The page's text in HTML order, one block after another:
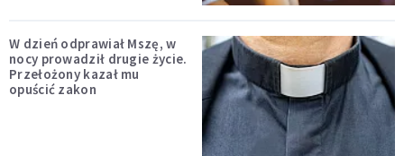
W dzień odprawiał Mszę, w
nocy prowadził drugie życie.
Przełożony kazał mu
opuścić zakon